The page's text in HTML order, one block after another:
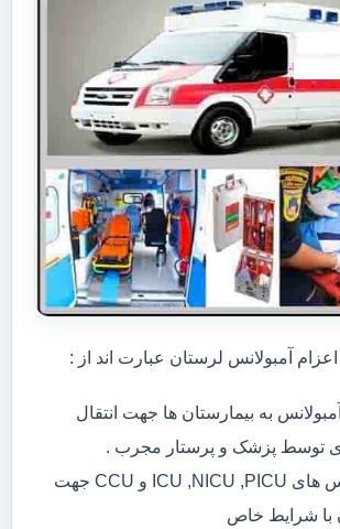
آمبولانس لرستان عبارت اند از :
به بیمارستان ها جهت انتقال
توسط پزشک و پرستار مجرب .
اعزام آمبولانس های ICU ,NICU ,PICU و CCU جهت
با شرایط خاص